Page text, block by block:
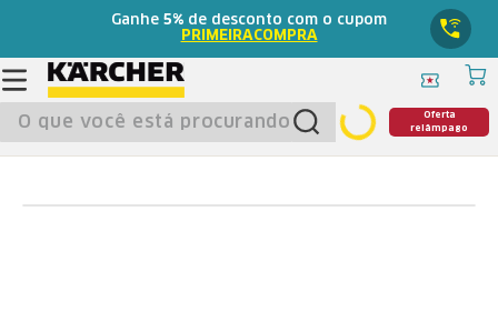
Ganhe 5% de desconto com o cupom
PRIMEIRACOMPRA
O que você está procurando?
Oferta
relâmpago